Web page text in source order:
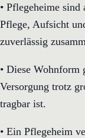
• Pflegeheime sind
Pflege, Aufsicht
zuverlässig
• Diese Wohnform
Versorgung trotz
tragbar ist.
• Ein Pflegeheim